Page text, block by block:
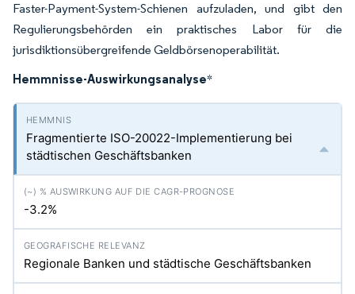
Faster-Payment-System-Schienen aufzuladen, und gibt den
Regulierungsbehörden ein praktisches Labor für die
jurisdiktionsübergreifende Geldbörsenoperabilität.
Hemmnisse-Auswirkungsanalyse*
Fragmentierte ISO-20022-Implementierung bei
städtischen Geschäftsbanken
-3.2%
Regionale Banken und städtische Geschäftsbanken